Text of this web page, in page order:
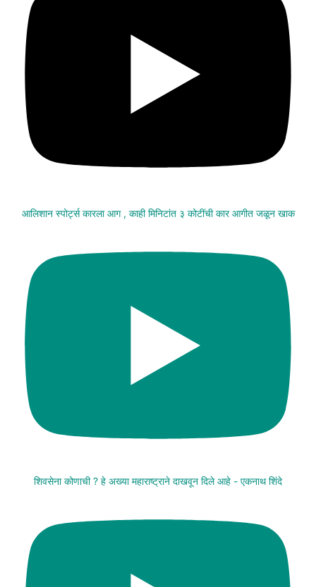
आलिशान स्पोर्ट्स कारला आग , काही मिनिटांत ३ कोटींची कार आगीत जळून खाक
शिवसेना कोणाची ? हे अख्या महाराष्ट्राने दाखवून दिले आहे - एकनाथ शिंदे